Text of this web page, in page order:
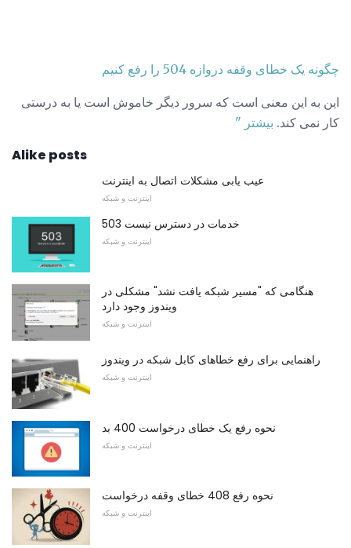
چگونه یک خطای وقفه دروازه 504 را رفع کنیم
این به این معنی است که سرور دیگر خاموش است یا به درستی
کار نمی کند. بیشتر "
Alike posts
عیب یابی مشکلات اتصال به اینترنت
اینترنت و شبکه
503 خدمات در دسترس نیست
اینترنت و شبکه
هنگامی که "مسیر شبکه یافت نشد" مشکلی در
ویندوز وجود دارد
اینترنت و شبکه
راهنمایی برای رفع خطاهای کابل شبکه در ویندوز
اینترنت و شبکه
نحوه رفع یک خطای درخواست 400 بد
اینترنت و شبکه
نحوه رفع 408 خطای وقفه درخواست
اینترنت و شبکه